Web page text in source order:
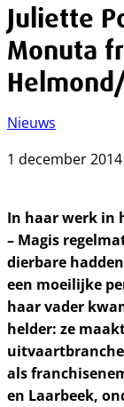
Juliette
Monuta
Nieuws
1 december
In haar werk in
– Magis
dierbare
een moeilijke
haar vader
helder: ze
als
en Laarbeek,